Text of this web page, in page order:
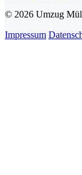
© 2026 Umzug
Impressum